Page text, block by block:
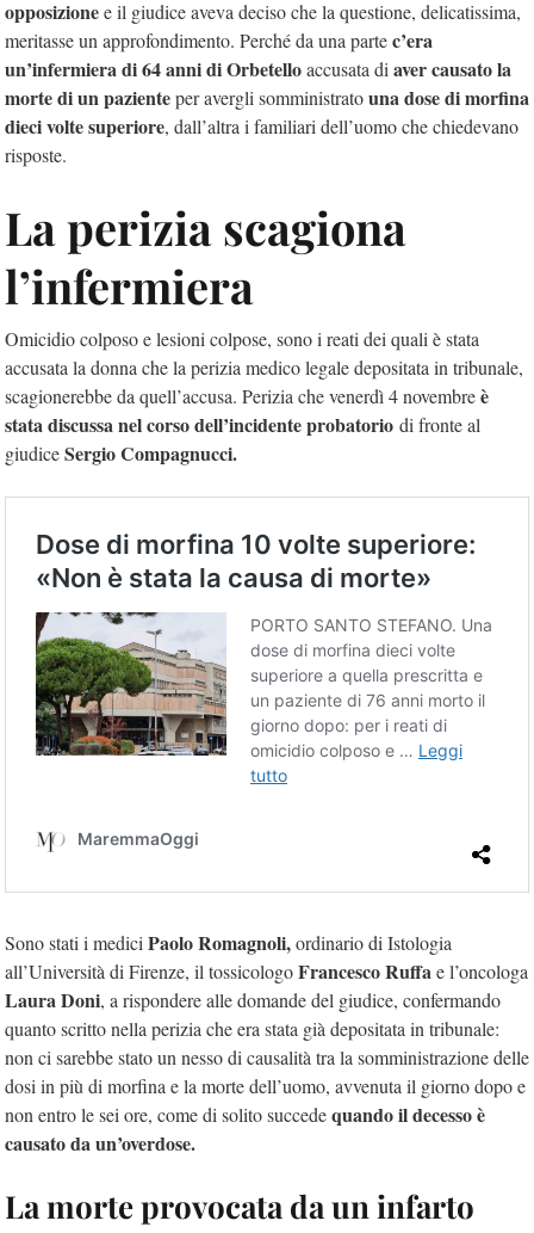
opposizionee il giudice aveva deciso che la questione, delicatissima,
meritasse un approfondimento. Perché da una partec’era
un’infermiera di 64 anni di Orbetelloaccusata di aver causato la
morte di un pazienteper avergli somministratouna dose di morfina
dieci volte superiore, dall’altra i familiari dell’uomo che chiedevano
risposte.
La perizia scagiona
l’infermiera
Omicidio colposo e lesioni colpose, sono i reati dei quali è stata
accusata la donna che la perizia medico legale depositata in tribunale,
scagionerebbe da quell’accusa. Perizia che venerdì 4 novembreè
stata discussa nel corso dell’incidente probatorio di fronte al
giudiceSergio Compagnucci.
Sono stati i medici Paolo Romagnoli,ordinario di Istologia
all’Università di Firenze, il tossicologoFrancesco Ruffae l’oncologa
Laura Doni, a rispondere alle domande del giudice, confermando
quanto scritto nella perizia che era stata già depositata in tribunale:
non ci sarebbe stato un nesso di causalità tra la somministrazione delle
dosi in più di morfina e la morte dell’uomo, avvenuta il giorno dopo e
non entro le sei ore, come di solito succedequando il decesso è
causato da un’overdose.
La morte provocata da un infarto